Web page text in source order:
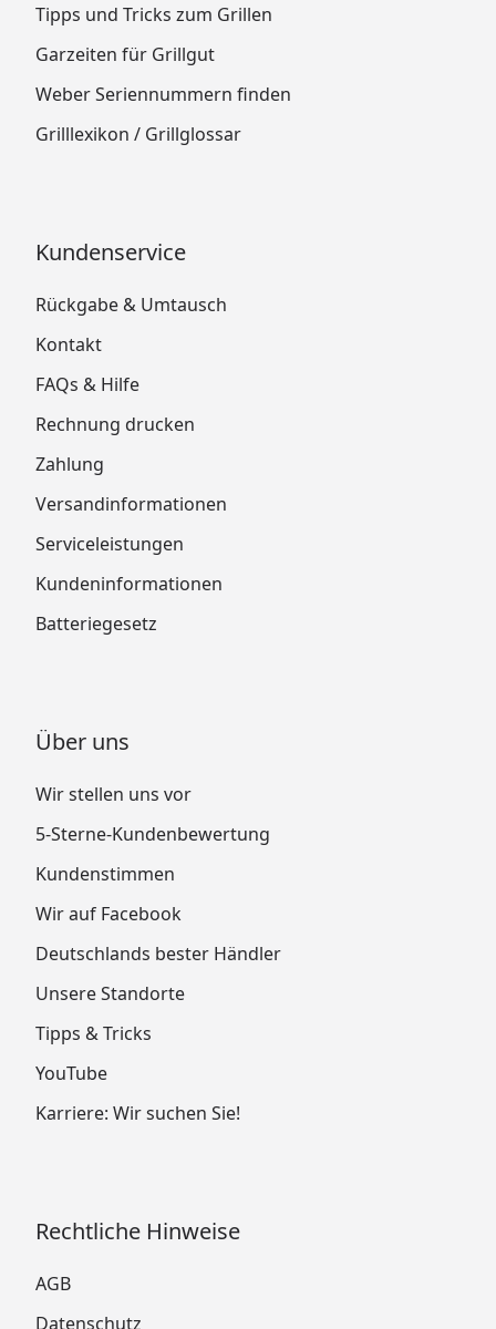
Tipps und Tricks zum Grillen
Garzeiten für Grillgut
Weber Seriennummern finden
Grilllexikon / Grillglossar
Kundenservice
Rückgabe & Umtausch
Kontakt
FAQs & Hilfe
Rechnung drucken
Zahlung
Versandinformationen
Serviceleistungen
Kundeninformationen
Batteriegesetz
Über uns
Wir stellen uns vor
5-Sterne-Kundenbewertung
Kundenstimmen
Wir auf Facebook
Deutschlands bester Händler
Unsere Standorte
Tipps & Tricks
YouTube
Karriere: Wir suchen Sie!
Rechtliche Hinweise
AGB
Datenschutz